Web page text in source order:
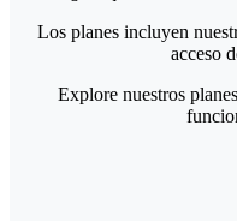
Los planes incluyen
acceso
Explore nuestros planes